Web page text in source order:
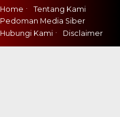
Home
Tentang Kami
Pedoman Media Siber
Hubungi Kami
Disclaimer